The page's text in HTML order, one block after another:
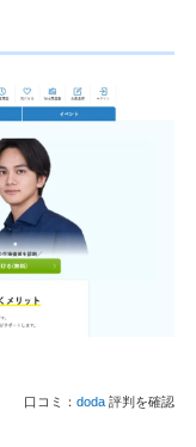
口コミ： doda 評判を確認